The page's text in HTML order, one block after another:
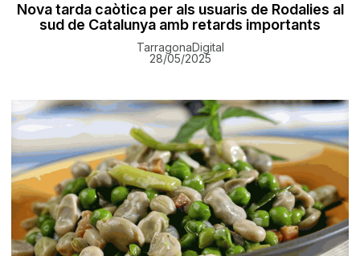
Nova tarda caòtica per als usuaris de Rodalies al
sud de Catalunya amb retards importants
TarragonaDigital
28/05/2025